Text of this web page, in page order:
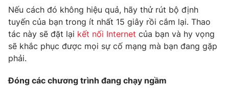
Sản phẩm
Thị trường
Tư vấn
Lịch phát sóng
Chuyên mục khác
Emagazine Podcast
Nếu cách đó không hiệu quả, hãy thử rút bộ định
tuyến của bạn trong ít nhất 15 giây rồi cắm lại. Thao
tác này sẽ đặt lại kết nối Internet của bạn và hy vọng
sẽ khắc phục được mọi sự cố mạng mà bạn đang gặp
phải.
Đóng các chương trình đang chạy ngầm